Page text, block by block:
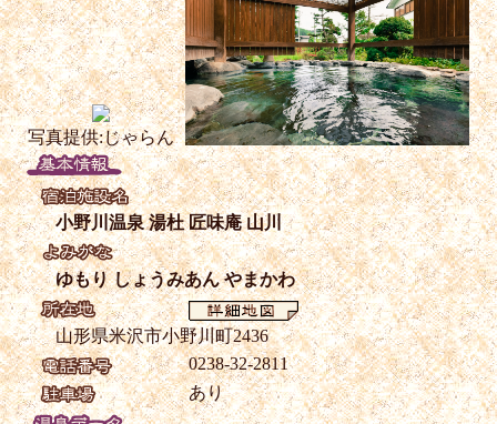
写真提供:じゃらん
小野川温泉 湯杜 匠味庵 山川
ゆもり しょうみあん やまかわ
山形県米沢市小野川町2436
0238-32-2811
あり